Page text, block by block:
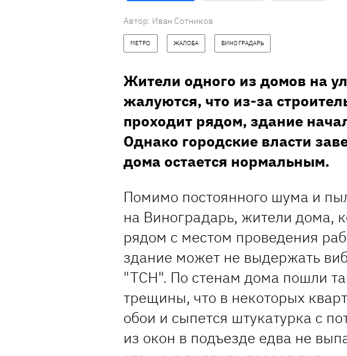
Автор: Иван Сотников
МЕТРО ЖАЛОБА ВИНОГРАДАРЬ
Жители одного из домов на
жалуются, что из-за
проходит рядом, здание
Однако городские власти
дома остается нормальным.
Помимо постоянного шума и
на Виноградарь, жители дома,
рядом с местом проведения
здание может не выдержать
"ТСН". По стенам дома пошли
трещины, что в некоторых
обои и сыпется штукатурка с
из окон в подъезде едва не